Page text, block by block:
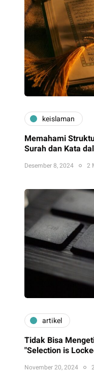
keislaman
Memahami
Surah dan Kata
Desember 8, 2024 2
artikel
Tidak Bisa
"Selection is
November 20, 2024